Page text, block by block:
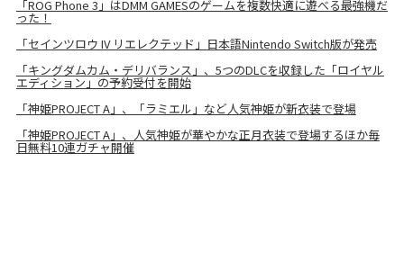
「ROG Phone 3」はDMM GAMESのゲームを複数快適に遊べる最強機だ
った！
「セインツロウ IV リエレクテッド」日本語Nintendo Switch版が発売
「キングダムカム・デリバランス」、5つのDLCを収録した「ロイヤル
エディション」の予約受付を開始
「神姫PROJECT A」、「ラミエル」など人気神姫が新衣装で登場
「神姫PROJECT A」、人気神姫が華やかな正月衣装で登場するほか毎
日無料10連ガチャ開催